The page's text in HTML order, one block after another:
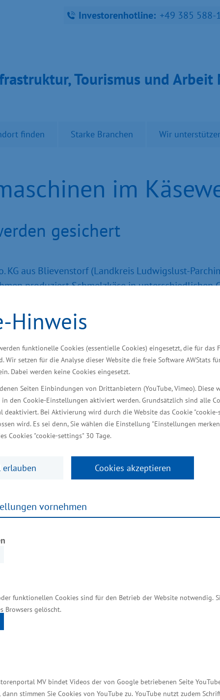
Hinweis
funktionelle Cookies (essentielle Cookies) eingesetzt, die für das
Wir setzen für die Analyse dieser Website die freie Software AWStats
Dabei werden keine Cookies eingesetzt.
Seiten Einbindungen von Drittanbietern (YouTube, Vimeo). Diese
in den Cookie-Einstellungen aktiviert werden. Grundsätzlich sind alle
Bei Aktivierung wird durch die Website das Cookie "cookie-
wird. Es sei denn, Sie wählen die Einstellung "Einstellungen
Cookies "cookie-settings" 30 Tage.
erlauben Cookies akzeptieren
vornehmen
funktionellen Cookies sind für den Betrieb der Website notwendig.
Browsers gelöscht.
MV bindet Videos der von Google betriebenen Seite
dann stimmen Sie Cookies von YouTube zu. YouTube nutzt zudem
Investorenhotline: +49 385 588-
Tou­ris­mus und Ar­beit
finden Starke Branchen Wir
im
gesichert
KG aus Blievenstorf (Landkreis Ludwigslust-
produziert Schmelzkäse in unterschiedlichen
neue Maschinen investiert, um seine
Mit der Betriebserweiterung werden 22
ansässig und entwickelte sich von
Mit den neuen Maschinen werden jetzt
(Käsewerk Hoffmann) entstanden. Gründer
Käsewerk Hoffmann GmbH & Co. KG
Europäischen Union. „Der Käse aus
steht exemplarisch für eine Vielzahl von
mit einer langen Tradition in Mecklenburg-
Kartoffelveredelung GmbH und die
Betriebsstättenerweiterung betragen knapp
„Verbesserung der regionalen